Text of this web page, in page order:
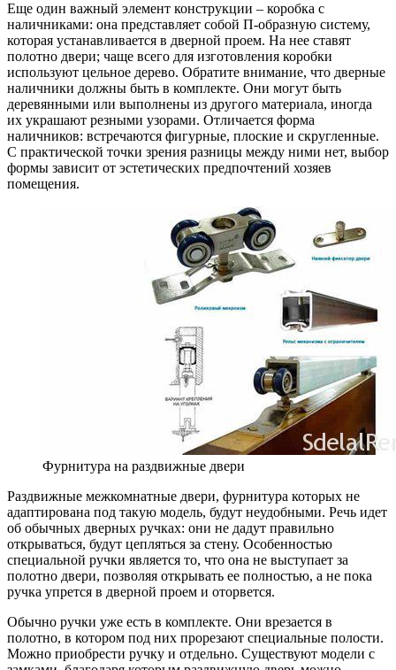
Еще один важный элемент конструкции – коробка с
наличниками: она представляет собой П-образную систему,
которая устанавливается в дверной проем. На нее ставят
полотно двери; чаще всего для изготовления коробки
используют цельное дерево. Обратите внимание, что дверные
наличники должны быть в комплекте. Они могут быть
деревянными или выполнены из другого материала, иногда
их украшают резными узорами. Отличается форма
наличников: встречаются фигурные, плоские и скругленные.
С практической точки зрения разницы между ними нет, выбор
формы зависит от эстетических предпочтений хозяев
помещения.
Фурнитура на раздвижные двери
Раздвижные межкомнатные двери, фурнитура которых не
адаптирована под такую модель, будут неудобными. Речь идет
об обычных дверных ручках: они не дадут правильно
открываться, будут цепляться за стену. Особенностью
специальной ручки является то, что она не выступает за
полотно двери, позволяя открывать ее полностью, а не пока
ручка упрется в дверной проем и оторвется.
Обычно ручки уже есть в комплекте. Они врезается в
полотно, в котором под них прорезают специальные полости.
Можно приобрести ручку и отдельно. Существуют модели с